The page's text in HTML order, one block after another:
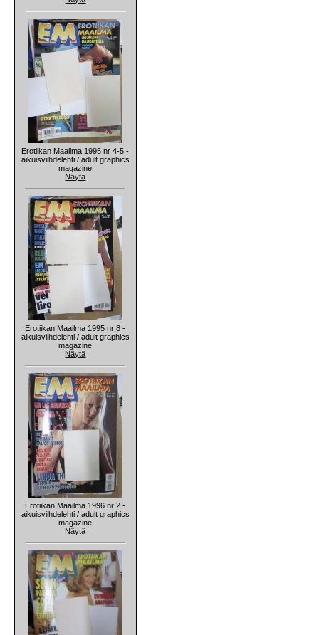
Erotiikan Maailma 1995 nr 4-5 -
aikuisviihdelehti / adult graphics
magazine
Näytä
Erotiikan Maailma 1995 nr 8 -
aikuisviihdelehti / adult graphics
magazine
Näytä
Erotiikan Maailma 1996 nr 2 -
aikuisviihdelehti / adult graphics
magazine
Näytä